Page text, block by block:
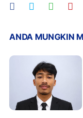
ANDA MUNGKIN